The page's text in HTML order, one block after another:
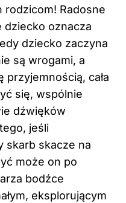
rodzicom! Radosne
dziecko oznacza
dziecko zaczyna
są wrogami, a
przyjemnością, cała
się, wspólnie
dźwięków
jeśli
skarb skacze na
może on po
bodźce
eksplorującym